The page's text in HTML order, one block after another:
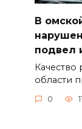
В
подвел
области
0 11